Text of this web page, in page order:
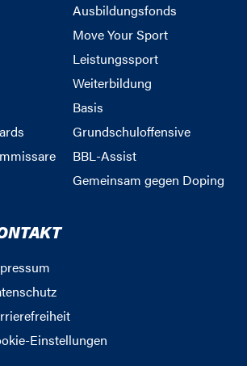
Ausbildungsfonds
Move Your Sport
Leistungssport
Weiterbildung
Basis
Grundschuloffensive
BBL-Assist
Gemeinsam gegen Doping
Einstellungen